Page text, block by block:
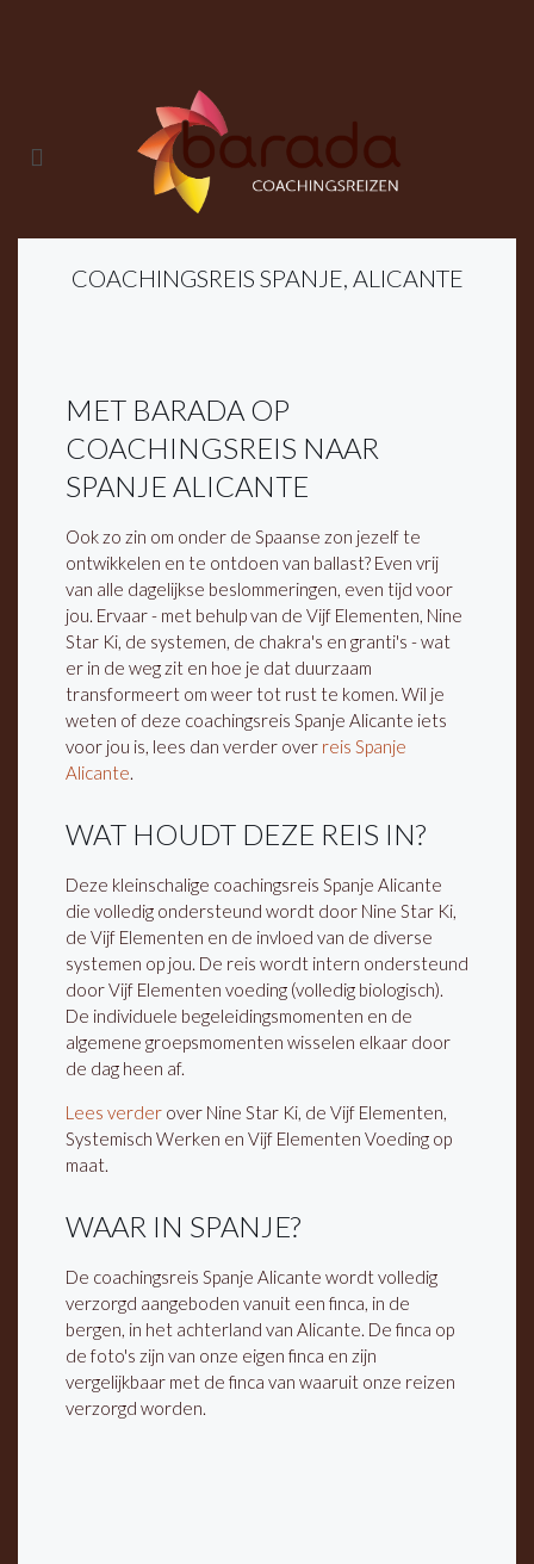
COACHINGSREIS SPANJE, ALICANTE
MET BARADA OP
COACHINGSREIS NAAR
SPANJE ALICANTE
Ook zo zin om onder de Spaanse zon jezelf te
ontwikkelen en te ontdoen van ballast? Even vrij
van alle dagelijkse beslommeringen, even tijd voor
jou. Ervaar - met behulp van de Vijf Elementen, Nine
Star Ki, de systemen, de chakra's en granti's - wat
er in de weg zit en hoe je dat duurzaam
transformeert om weer tot rust te komen. Wil je
weten of deze coachingsreis Spanje Alicante iets
voor jou is, lees dan verder over reis Spanje
Alicante.
WAT HOUDT DEZE REIS IN?
Deze kleinschalige coachingsreis Spanje Alicante
die volledig ondersteund wordt door Nine Star Ki,
de Vijf Elementen en de invloed van de diverse
systemen op jou. De reis wordt intern ondersteund
door Vijf Elementen voeding (volledig biologisch).
De individuele begeleidingsmomenten en de
algemene groepsmomenten wisselen elkaar door
de dag heen af.
Lees verder over Nine Star Ki, de Vijf Elementen,
Systemisch Werken en Vijf Elementen Voeding op
maat.
WAAR IN SPANJE?
De coachingsreis Spanje Alicante wordt volledig
verzorgd aangeboden vanuit een finca, in de
bergen, in het achterland van Alicante. De finca op
de foto's zijn van onze eigen finca en zijn
vergelijkbaar met de finca van waaruit onze reizen
verzorgd worden.